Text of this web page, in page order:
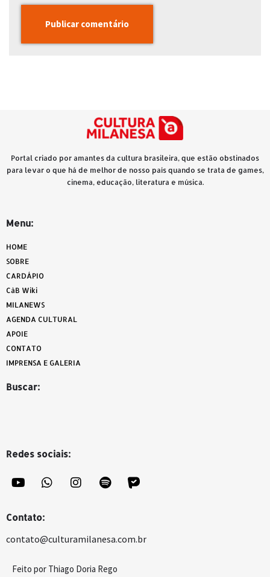
Portal criado por amantes da cultura brasileira, que estão obstinados
para levar o que há de melhor de nosso país quando se trata de games,
cinema, educação, literatura e música.
Menu:
HOME
SOBRE
CARDÁPIO
CàB Wiki
MILANEWS
AGENDA CULTURAL
APOIE
CONTATO
IMPRENSA E GALERIA
Buscar:
Redes sociais:
Contato:
contato@culturamilanesa.com.br
Feito por Thiago Doria Rego